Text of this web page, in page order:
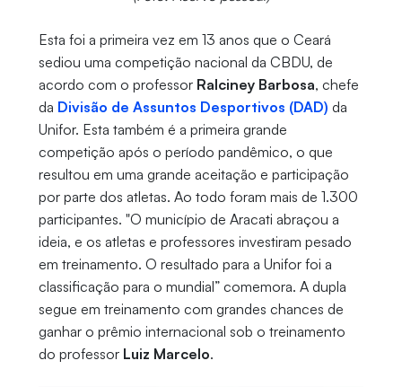
Esta foi a primeira vez em 13 anos que o Ceará
sediou uma competição nacional da CBDU, de
acordo com o professor Ralciney Barbosa, chefe
da Divisão de Assuntos Desportivos (DAD) da
Unifor. Esta também é a primeira grande
competição após o período pandêmico, o que
resultou em uma grande aceitação e participação
por parte dos atletas. Ao todo foram mais de 1.300
participantes. "O município de Aracati abraçou a
ideia, e os atletas e professores investiram pesado
em treinamento. O resultado para a Unifor foi a
classificação para o mundial” comemora. A dupla
segue em treinamento com grandes chances de
ganhar o prêmio internacional sob o treinamento
do professor Luiz Marcelo.